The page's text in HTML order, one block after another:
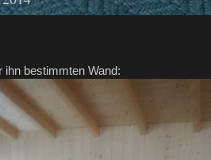
ihn bestimmten Wand: